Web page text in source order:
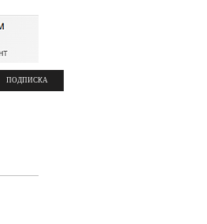
ПОДПИСКА